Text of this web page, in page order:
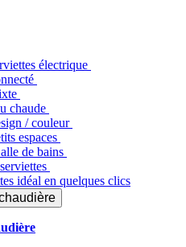
électrique
chaude
/ couleur
espaces
de bains
idéal en quelques clics